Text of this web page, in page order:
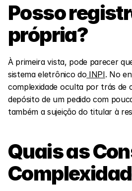
Posso
própria?
À primeira vista, pode parecer
sistema eletrônico do INPI. No
complexidade oculta por trás de
depósito de um pedido com
também a sujeição do titular à
Quais as